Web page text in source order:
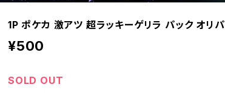
1P ポケカ 激アツ 超ラッキーゲリラ パック オリパ
¥500
SOLD OUT